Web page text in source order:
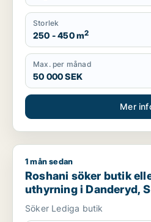
Storlek
250 - 450 m2
Max. per månad
50 000 SEK
Mer
Roshani söker butik eller
1 mån sedan
Roshani söker butik
uthyrning i Danderyd,
Sundbyberg m.fl.
Söker Lediga butik